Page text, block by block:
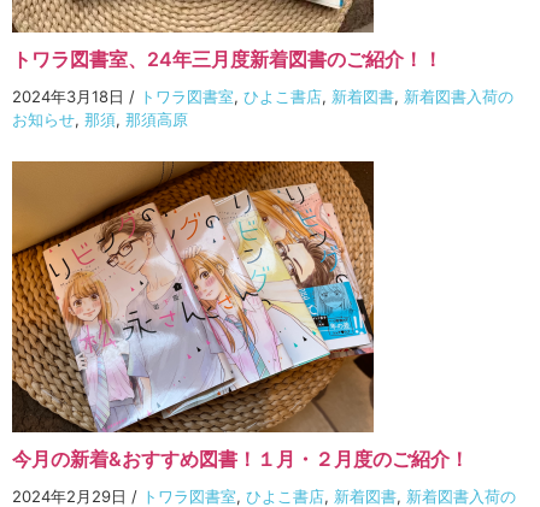
トワラ図書室、24年三月度新着図書のご紹介！！
2024年3月18日 / トワラ図書室, ひよこ書店, 新着図書, 新着図書入荷の
お知らせ, 那須, 那須高原
今月の新着&おすすめ図書！１月・２月度のご紹介！
2024年2月29日 / トワラ図書室, ひよこ書店, 新着図書, 新着図書入荷の